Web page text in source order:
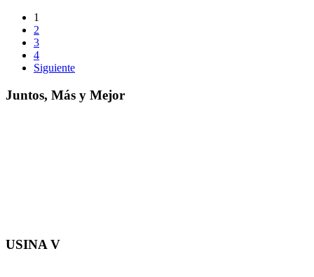
1
2
3
4
Siguiente
Juntos, Más y Mejor
USINA V